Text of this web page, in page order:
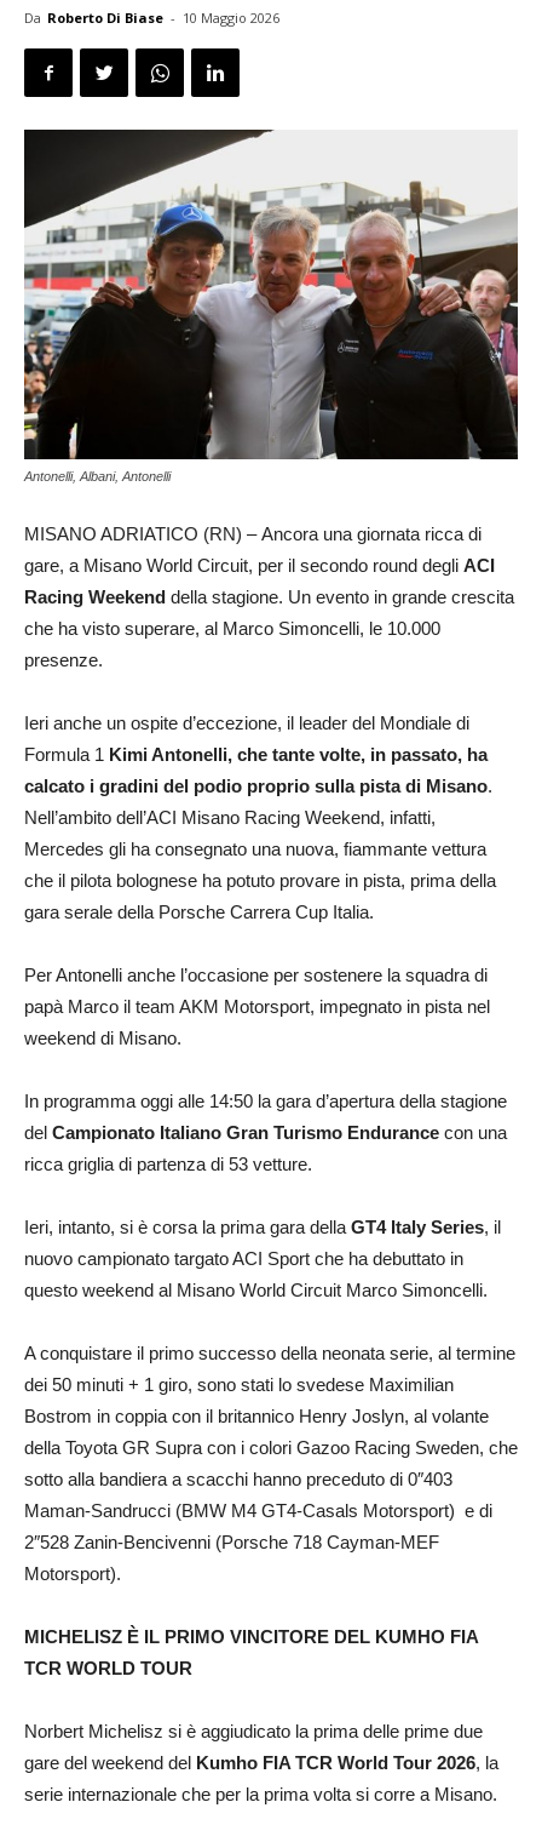
Da Roberto Di Biase - 10 Maggio 2026
Antonelli, Albani, Antonelli
MISANO ADRIATICO (RN) – Ancora una giornata ricca di
gare, a Misano World Circuit, per il secondo round degli ACI
Racing Weekend della stagione. Un evento in grande crescita
che ha visto superare, al Marco Simoncelli, le 10.000
presenze.
Ieri anche un ospite d’eccezione, il leader del Mondiale di
Formula 1 Kimi Antonelli, che tante volte, in passato, ha
calcato i gradini del podio proprio sulla pista di Misano.
Nell’ambito dell’ACI Misano Racing Weekend, infatti,
Mercedes gli ha consegnato una nuova, fiammante vettura
che il pilota bolognese ha potuto provare in pista, prima della
gara serale della Porsche Carrera Cup Italia.
Per Antonelli anche l’occasione per sostenere la squadra di
papà Marco il team AKM Motorsport, impegnato in pista nel
weekend di Misano.
In programma oggi alle 14:50 la gara d’apertura della stagione
del Campionato Italiano Gran Turismo Endurance con una
ricca griglia di partenza di 53 vetture.
Ieri, intanto, si è corsa la prima gara della GT4 Italy Series, il
nuovo campionato targato ACI Sport che ha debuttato in
questo weekend al Misano World Circuit Marco Simoncelli.
A conquistare il primo successo della neonata serie, al termine
dei 50 minuti + 1 giro, sono stati lo svedese Maximilian
Bostrom in coppia con il britannico Henry Joslyn, al volante
della Toyota GR Supra con i colori Gazoo Racing Sweden, che
sotto alla bandiera a scacchi hanno preceduto di 0″403
Maman-Sandrucci (BMW M4 GT4-Casals Motorsport) e di
2″528 Zanin-Bencivenni (Porsche 718 Cayman-MEF
Motorsport).
MICHELISZ È IL PRIMO VINCITORE DEL KUMHO FIA
TCR WORLD TOUR
Norbert Michelisz si è aggiudicato la prima delle prime due
gare del weekend del Kumho FIA TCR World Tour 2026, la
serie internazionale che per la prima volta si corre a Misano.